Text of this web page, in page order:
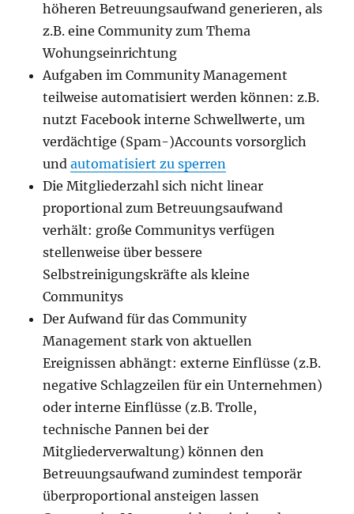
höheren Betreuungsaufwand generieren, als
z.B. eine Community zum Thema
Wohungseinrichtung
Aufgaben im Community Management
teilweise automatisiert werden können: z.B.
nutzt Facebook interne Schwellwerte, um
verdächtige (Spam-)Accounts vorsorglich
undautomatisiert zu sperren
Die Mitgliederzahl sich nicht linear
proportional zum Betreuungsaufwand
verhält: große Communitys verfügen
stellenweise über bessere
Selbstreinigungskräfte als kleine
Communitys
Der Aufwand für das Community
Management stark von aktuellen
Ereignissen abhängt: externe Einflüsse (z.B.
negative Schlagzeilen für ein Unternehmen)
oder interne Einflüsse (z.B. Trolle,
technische Pannen bei der
Mitgliederverwaltung) können den
Betreuungsaufwand zumindest temporär
überproportional ansteigen lassen